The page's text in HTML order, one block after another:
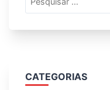
por:
CATEGORIAS